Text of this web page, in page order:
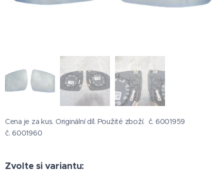
Cena je za kus. Originální díl. Použité zboží. č. 6001959
č. 6001960
Zvolte si variantu: